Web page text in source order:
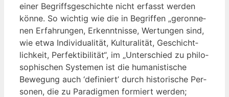
einer Begriffs­ge­schich­te nicht erfasst wer­den
kön­ne. So wich­tig wie die in Begrif­fen „geron­ne­
nen Erfah­run­gen, Erkennt­nis­se, Wer­tun­gen sind,
wie etwa Indi­vi­dua­li­tät, Kul­tu­ra­li­tät, Geschicht­
lich­keit, Per­fek­ti­bi­li­tät“, im „Unter­schied zu phi­lo­
so­phi­schen Sys­te­men ist die huma­nis­ti­sche
Bewe­gung auch ‘defi­niert’ durch his­to­ri­sche Per­
so­nen, die zu Para­dig­men for­miert wer­den;